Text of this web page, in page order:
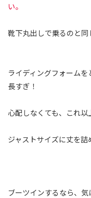
い。
靴下丸出しで乗るのと同
ライディングフォームを
長すぎ！
心配しなくても、これ以
ジャストサイズに丈を詰
ブーツインするなら、気